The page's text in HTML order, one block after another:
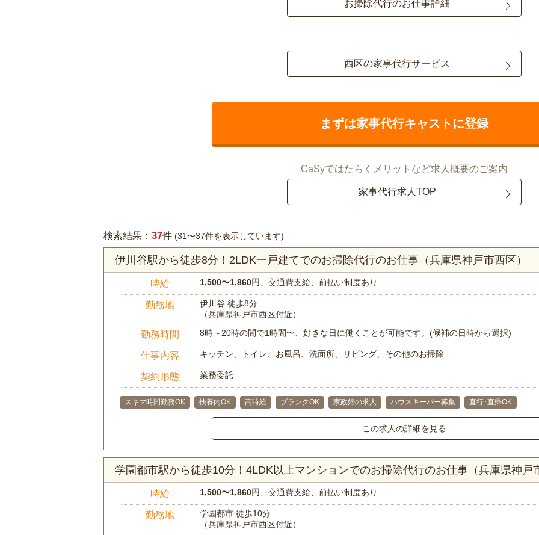
お掃除代行のお仕事詳細
西区の家事代行サービス
まずは家事代行キャストに登録
CaSyではたらくメリットなど求人概要のご案内
家事代行求人TOP
検索結果： 37件 (31〜37件を表示しています)
伊川谷駅から徒歩8分！2LDK一戸建てでのお掃除代行のお仕事（兵庫県神戸市西区）
時給 1,500〜1,860円 、交通費支給、前払い制度あり
勤務地
伊川谷 徒歩8分
（兵庫県神戸市西区付近）
勤務時間 8時～20時の間で1時間〜、好きな日に働くことが可能です。(候補の日時から選択)
仕事内容 キッチン、トイレ、お風呂、洗面所、リビング、その他のお掃除
契約形態 業務委託
スキマ時間勤務OK 扶養内OK 高時給 ブランクOK 家政婦の求人 ハウスキーパー募集 直行･直帰OK
この求人の詳細を見る
学園都市駅から徒歩10分！4LDK以上マンションでのお掃除代行のお仕事（兵庫県神戸
時給 1,500〜1,860円 、交通費支給、前払い制度あり
勤務地
学園都市 徒歩10分
（兵庫県神戸市西区付近）